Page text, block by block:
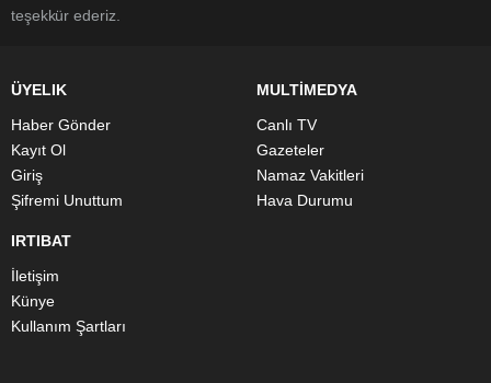
teşekkür ederiz.
ÜYELIK
Haber Gönder
Kayıt Ol
Giriş
Şifremi Unuttum
MULTİMEDYA
Canlı TV
Gazeteler
Namaz Vakitleri
Hava Durumu
IRTIBAT
İletişim
Künye
Kullanım Şartları